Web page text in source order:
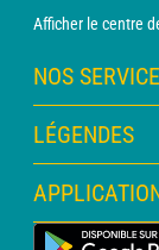
Afficher le centre
NOS
Abonnement
Abonnement
Consultation avec
Bulletin PRO
LÉGENDES
Légende des
Légende des